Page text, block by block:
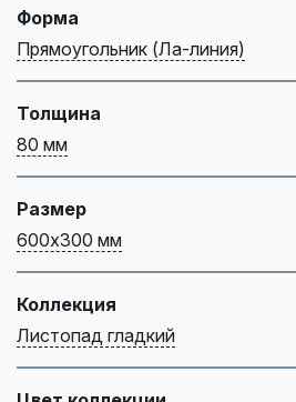
Форма
Прямоугольник (Ла-линия)
Толщина
80 мм
Размер
600х300 мм
Коллекция
Листопад гладкий